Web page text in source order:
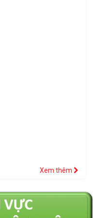
Xem thêm